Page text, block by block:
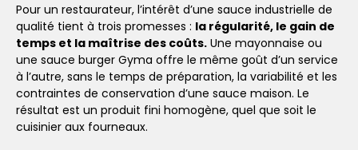
Pour un restaurateur, l’intérêt d’une sauce industrielle de
qualité tient à trois promesses : la régularité, le gain de
temps et la maîtrise des coûts. Une mayonnaise ou
une sauce burger Gyma offre le même goût d’un service
à l’autre, sans le temps de préparation, la variabilité et les
contraintes de conservation d’une sauce maison. Le
résultat est un produit fini homogène, quel que soit le
cuisinier aux fourneaux.